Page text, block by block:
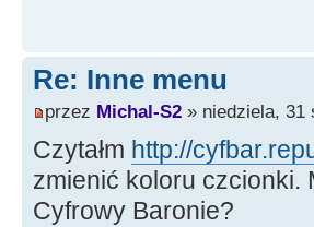
Re: Inne menu
przez Michal-S2 » niedziela, 31
Czytałm http://
zmienić koloru czcionki.
Cyfrowy Baronie?